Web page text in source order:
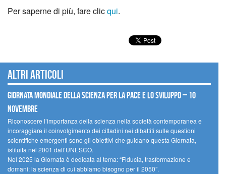
Per saperne di più, fare clicqui.
Altri articoli
Giornata mondiale della scienza per la pace e lo sviluppo – 10
novembre
Riconoscere l’importanza della scienza nella società contemporanea e
incoraggiare il coinvolgimento dei cittadini nei dibattiti sulle questioni
scientifiche emergenti sono gli obiettivi che guidano questa Giornata,
istituita nel 2001 dall’UNESCO.
Nel 2025 la Giornata è dedicata al tema: “Fiducia, trasformazione e
domani: la scienza di cui abbiamo bisogno per il 2050”.